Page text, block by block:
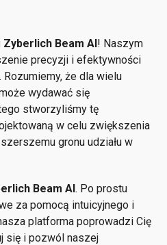
Zyberlich Beam AI! Naszym
precyzji i efektywności
Rozumiemy, że dla wielu
wydawać się
stworzyliśmy tę
w celu zwiększenia
gronu udziału w
Beam AI. Po prostu
za pomocą intuicyjnego i
platforma poprowadzi Cię
się i pozwól naszej